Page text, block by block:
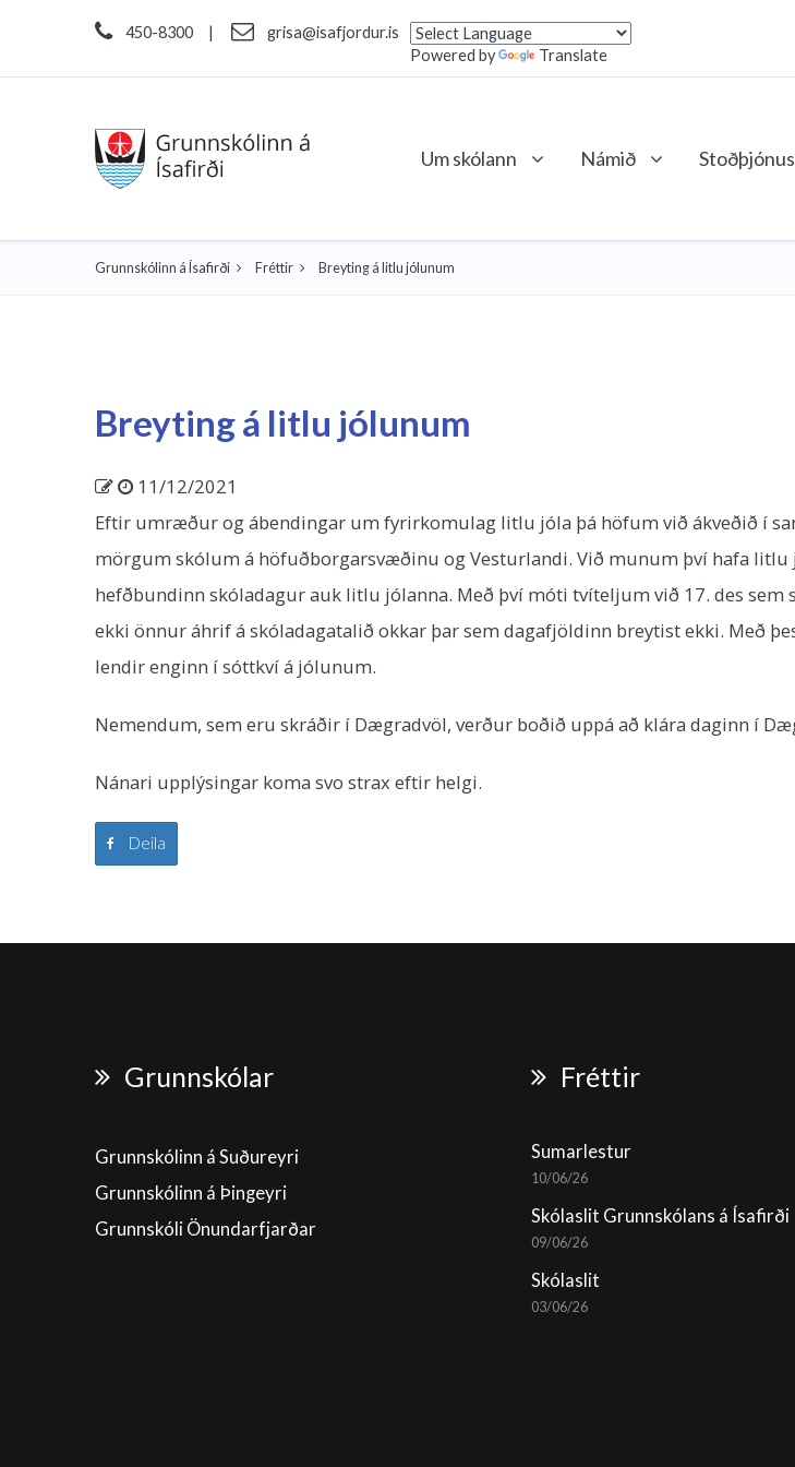
450-8300 |
grisa@isafjordur.is
Powered by
Translate
Um skólann Námið
Grunnskólinn á Ísafirði Fréttir Breyting á litlu jólunum
Breyting á litlu jólunum
11/12/2021
Eftir umræður og ábendingar um fyrirkomulag litlu jóla þá höfum við ákveðið í
mörgum skólum á höfuðborgarsvæðinu og Vesturlandi. Við munum því hafa
hefðbundinn skóladagur auk litlu jólanna. Með því móti tvíteljum við 17. des
ekki önnur áhrif á skóladagatalið okkar þar sem dagafjöldinn breytist ekki. Með
lendir enginn í sóttkví á jólunum.
Nemendum, sem eru skráðir í Dægradvöl, verður boðið uppá að klára daginn í
Nánari upplýsingar koma svo strax eftir helgi.
Deila
Grunnskólar
Grunnskólinn á Suðureyri
Grunnskólinn á Þingeyri
Grunnskóli Önundarfjarðar
Fréttir
Sumarlestur
10/06/26
Skólaslit Grunnskólans á Ísafirði
09/06/26
Skólaslit
03/06/26